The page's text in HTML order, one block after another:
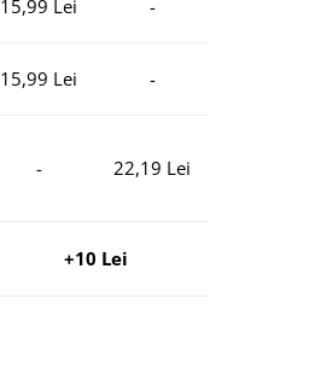
15,99 Lei -
15,99 Lei -
- 22,19 Lei
+10 Lei